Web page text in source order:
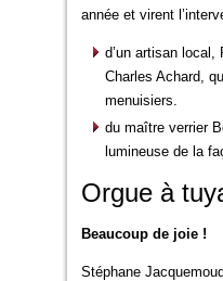
année et virent
d’un artisan
Charles Achard,
menuisiers.
du maître verrier
lumineuse de la
Orgue à
Beaucoup de joie !
Stéphane